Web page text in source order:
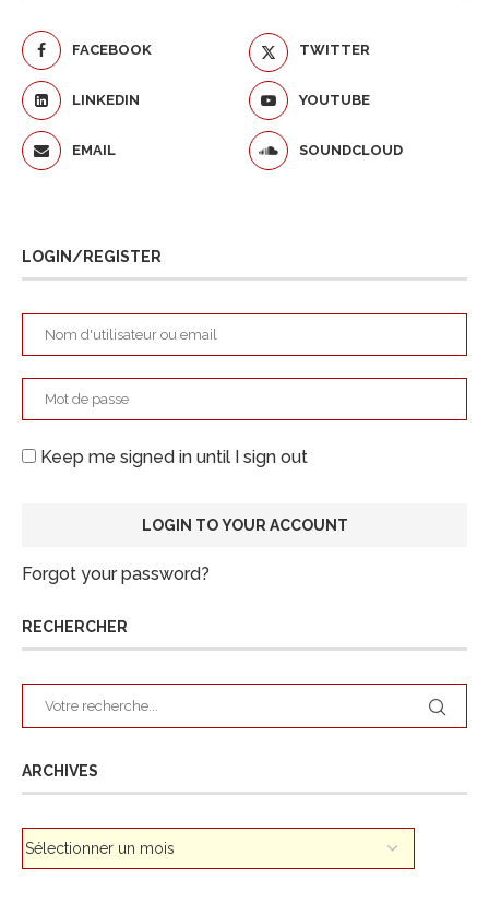
FACEBOOK TWITTER
LINKEDIN YOUTUBE
EMAIL SOUNDCLOUD
LOGIN/REGISTER
Keep me signed in until I sign out
Forgot your password?
RECHERCHER
ARCHIVES